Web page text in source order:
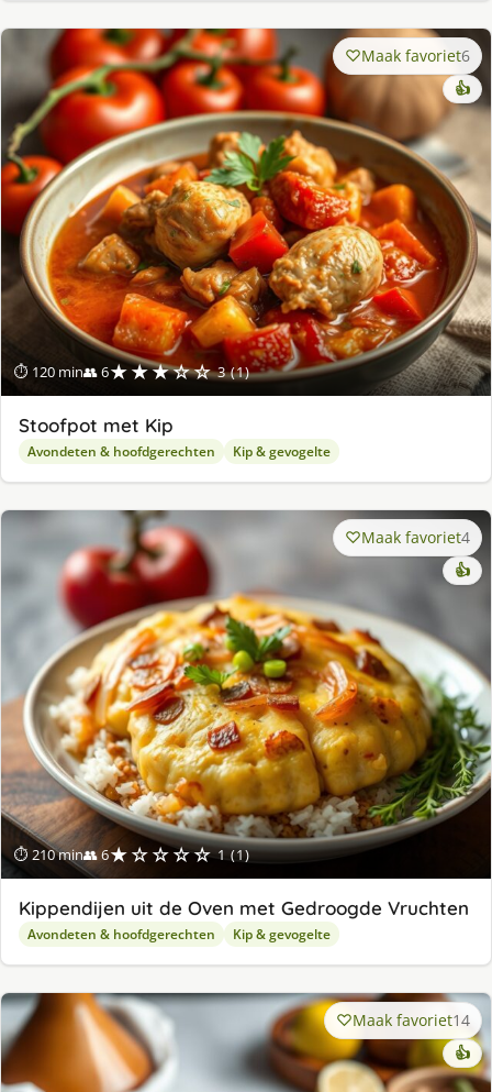
⏱ 120 min👥 6★★★☆☆ 3 (1)
Maak favoriet6
👍
Stoofpot met Kip
Avondeten & hoofdgerechten Kip & gevogelte
⏱ 210 min👥 6★☆☆☆☆ 1 (1)
Maak favoriet4
👍
Kippendijen uit de Oven met Gedroogde Vruchten
Avondeten & hoofdgerechten Kip & gevogelte
Maak favoriet14
👍